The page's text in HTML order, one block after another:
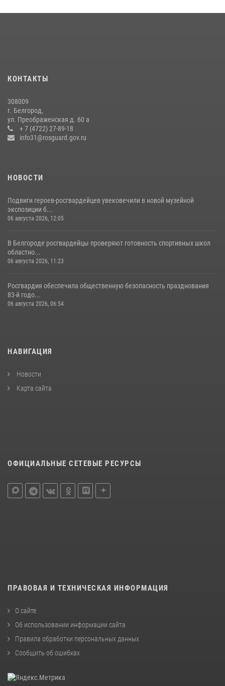
боксу
Росгвардейцы провели урок безопасности для воспитанников
Старооскольского военно-патриотического клуба
10 июля 2026, 06:30
КОНТАКТЫ
308009
г. Белгород,
ул. Преображенская д. 60 а
+ 7 (4722) 27-89-18
info31@rosguard.gov.ru
НОВОСТИ
Подвиги героев‑росгвардейцев увековечили в новой музейной
экспозиции б...
06 августа 2026, 12:05
В Белгороде росгвардейцы проверяют готовность спортивных школ
областно...
06 августа 2026, 11:23
Росгвардия обеспечила общественную безопасность празднования
83-й годо...
06 августа 2026, 06:54
НАВИГАЦИЯ
Новости
Карта сайта
ОФИЦИАЛЬНЫЕ СЕТЕВЫЕ РЕСУРСЫ
ПРАВОВАЯ И ТЕХНИЧЕСКАЯ ИНФОРМАЦИЯ
О сайте
Об использовании информации сайта
Правила обработки персональных данных
Сообщить об ошибках